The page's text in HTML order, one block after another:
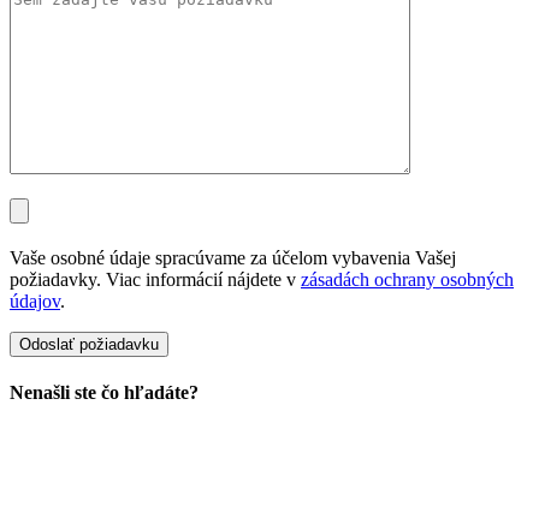
Vaše osobné údaje spracúvame za účelom vybavenia Vašej
požiadavky. Viac informácií nájdete v zásadách ochrany osobných
údajov.
Nenašli ste čo hľadáte?